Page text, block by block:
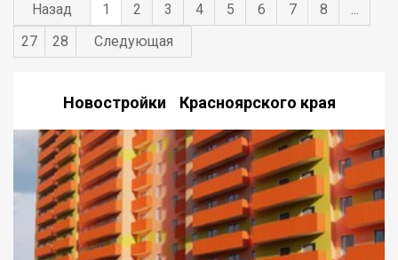
Назад 1 2 3 4 5 6 7 8
...
27
28 Следующая
Новостройки Красноярского края